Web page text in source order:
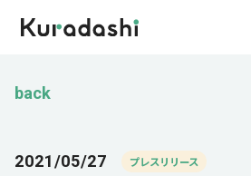
Top
Service
back
2021/05/27 プレスリリース